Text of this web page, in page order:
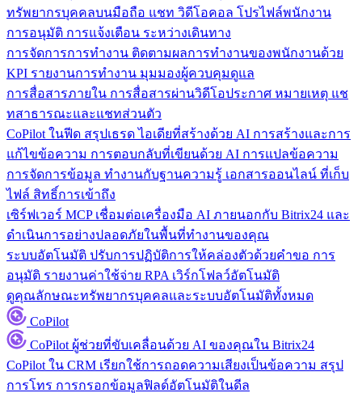
ทรัพยากรบุคคลบนมือถือ แชท วิดีโอคอล โปรไฟล์พนักงาน
การอนุมัติ การแจ้งเตือน ระหว่างเดินทาง
การจัดการการทำงาน ติดตามผลการทำงานของพนักงานด้วย
KPI รายงานการทำงาน มุมมองผู้ควบคุมดูแล
การสื่อสารภายใน การสื่อสารผ่านวิดีโอประกาศ หมายเหตุ แช
ทสาธารณะและแชทส่วนตัว
CoPilot ในฟีด สรุปเธรด ไอเดียที่สร้างด้วย AI การสร้างและการ
แก้ไขข้อความ การตอบกลับที่เขียนด้วย AI การแปลข้อความ
การจัดการข้อมูล ทำงานกับฐานความรู้ เอกสารออนไลน์ ที่เก็บ
ไฟล์ สิทธิ์การเข้าถึง
เซิร์ฟเวอร์ MCP เชื่อมต่อเครื่องมือ AI ภายนอกกับ Bitrix24 และ
ดำเนินการอย่างปลอดภัยในพื้นที่ทำงานของคุณ
ระบบอัตโนมัติ ปรับการปฏิบัติการให้คล่องตัวด้วยคำขอ การ
อนุมัติ รายงานค่าใช้จ่าย RPA เวิร์กโฟลว์อัตโนมัติ
ดูคุณลักษณะทรัพยากรบุคคลและระบบอัตโนมัติทั้งหมด
CoPilot
CoPilot ผู้ช่วยที่ขับเคลื่อนด้วย AI ของคุณใน Bitrix24
CoPilot ใน CRM เรียกใช้การถอดความเสียงเป็นข้อความ สรุป
การโทร การกรอกข้อมูลฟิลด์อัตโนมัติในดีล